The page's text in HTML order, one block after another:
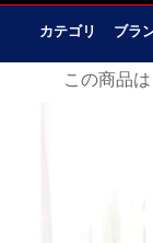
カテゴリ ブラ
この商品は